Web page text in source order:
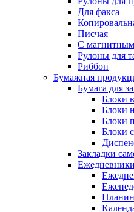
Для факса
Писчая
С магнитным
Рулоны для
Риббон
Бумажная
Бумага для
Блоки
Блоки
Блоки
Блоки
Закладки